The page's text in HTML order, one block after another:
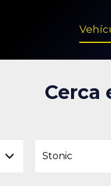
Cerca
Stonic